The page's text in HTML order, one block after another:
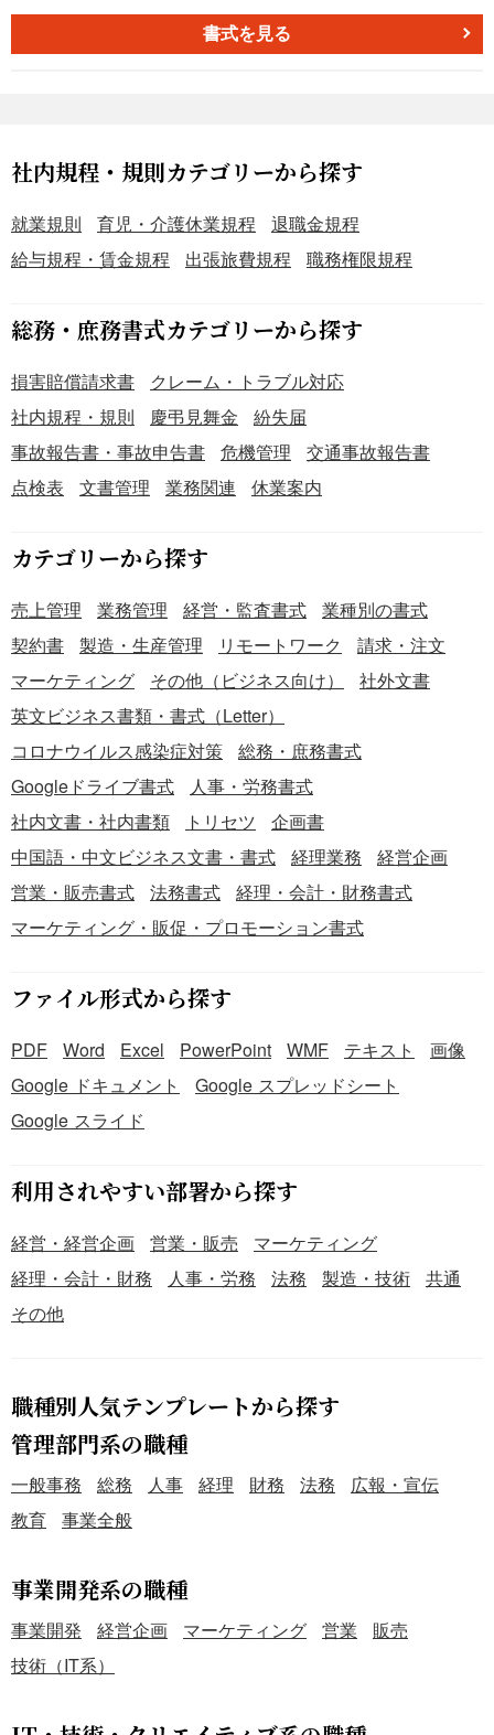
異常発生時の対応まで、製造現場で必要な要件を詳細に規
定しています。 特に温度や湿度などの環境条件、印刷精度
定めており、製造現場の運営に必要な要素を網羅していま
す。 本作業標準雛型を基に、各社の製造環境や製品特性に
合わせて調整することで、効率的な品質管理体制の構築が
可能となります。 電子機器製造業において、製品品質の確
保と作業の標準化を目指す企業にとって、実践的な品質管
用いただければと存じます。 〔条文タイトル〕 第1条（目
備） 第5条（作業前点検） 第6条（はんだ印刷） 第7条（部
品実装） 第8条（リフロー） 第9条（手はんだ） 第10条
（品質検査） 第11条（不良品処置） 第12条（異常処置）
第13条（作業資格） 第14条（記録管理） 第15条（安全衛
生） 第16条（改定手続）
書式を見る
社内規程・規則カテゴリーから探す
就業規則 育児・介護休業規程
退職金規程
給与規程・賃金規程
出張旅費規程 職務権限規程
総務・庶務書式カテゴリーから探す
損害賠償請求書
クレーム・トラブル対応
社内規程・規則
慶弔見舞金
紛失届
事故報告書・事故申告書
危機管理
交通事故報告書
点検表
文書管理 業務関連 休業案内
カテゴリーから探す
売上管理 業務管理 経営・監査書式
業種別の書式
契約書
製造・生産管理 リモートワーク
請求・注文
マーケティング
その他（ビジネス向け）
社外文書
英文ビジネス書類・書式（Letter）
コロナウイルス感染症対策
総務・庶務書式
Googleドライブ書式
人事・労務書式
社内文書・社内書類
トリセツ
企画書
中国語・中文ビジネス文書・書式
経理業務
経営企画
営業・販売書式
法務書式
経理・会計・財務書式
マーケティング・販促・プロモーション書式
ファイル形式から探す
PDF Word Excel PowerPoint WMF テキスト
画像
Google ドキュメント
Google スプレッドシート
Google スライド
利用されやすい部署から探す
経営・経営企画 営業・販売
マーケティング
経理・会計・財務
人事・労務 法務 製造・技術
共通
その他
職種別人気テンプレートから探す
管理部門系の職種
一般事務 総務 人事 経理 財務 法務
広報・宣伝
教育
事業全般
事業開発系の職種
事業開発 経営企画 マーケティング 営業
販売
技術（IT系）